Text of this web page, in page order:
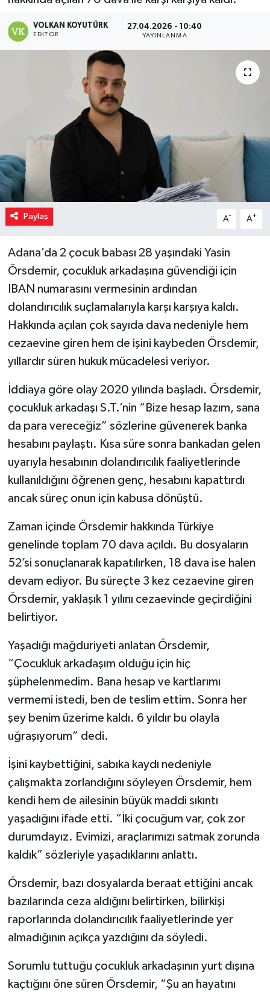
VOLKAN KOYUTÜRK
EDITÖR
27.04.2026 - 10:40
YAYINLANMA
Paylaş A- A+
Adana’da 2 çocuk babası 28 yaşındaki Yasin
Örsdemir, çocukluk arkadaşına güvendiği için
IBAN numarasını vermesinin ardından
dolandırıcılık suçlamalarıyla karşı karşıya kaldı.
Hakkında açılan çok sayıda dava nedeniyle hem
cezaevine giren hem de işini kaybeden Örsdemir,
yıllardır süren hukuk mücadelesi veriyor.
İddiaya göre olay 2020 yılında başladı. Örsdemir,
çocukluk arkadaşı S.T.’nin “Bize hesap lazım, sana
da para vereceğiz” sözlerine güvenerek banka
hesabını paylaştı. Kısa süre sonra bankadan gelen
uyarıyla hesabının dolandırıcılık faaliyetlerinde
kullanıldığını öğrenen genç, hesabını kapattırdı
ancak süreç onun için kabusa dönüştü.
Zaman içinde Örsdemir hakkında Türkiye
genelinde toplam 70 dava açıldı. Bu dosyaların
52’si sonuçlanarak kapatılırken, 18 dava ise halen
devam ediyor. Bu süreçte 3 kez cezaevine giren
Örsdemir, yaklaşık 1 yılını cezaevinde geçirdiğini
belirtiyor.
Yaşadığı mağduriyeti anlatan Örsdemir,
“Çocukluk arkadaşım olduğu için hiç
şüphelenmedim. Bana hesap ve kartlarımı
vermemi istedi, ben de teslim ettim. Sonra her
şey benim üzerime kaldı. 6 yıldır bu olayla
uğraşıyorum” dedi.
İşini kaybettiğini, sabıka kaydı nedeniyle
çalışmakta zorlandığını söyleyen Örsdemir, hem
kendi hem de ailesinin büyük maddi sıkıntı
yaşadığını ifade etti. “İki çocuğum var, çok zor
durumdayız. Evimizi, araçlarımızı satmak zorunda
kaldık” sözleriyle yaşadıklarını anlattı.
Örsdemir, bazı dosyalarda beraat ettiğini ancak
bazılarında ceza aldığını belirtirken, bilirkişi
raporlarında dolandırıcılık faaliyetlerinde yer
almadığının açıkça yazdığını da söyledi.
Sorumlu tuttuğu çocukluk arkadaşının yurt dışına
kaçtığını öne süren Örsdemir, “Şu an hayatını